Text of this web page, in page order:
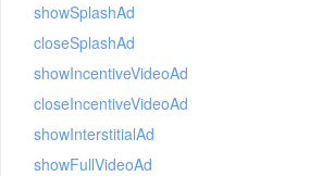
showSplashAd
closeSplashAd
showIncentiveVideoAd
closeIncentiveVideoAd
showInterstitialAd
showFullVideoAd